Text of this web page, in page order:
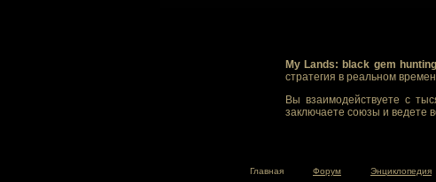
My Lands: black gem hunting
стратегия в реальном
Вы взаимодействуете с
заключаете союзы и ведете
Главная Форум Энциклопедия